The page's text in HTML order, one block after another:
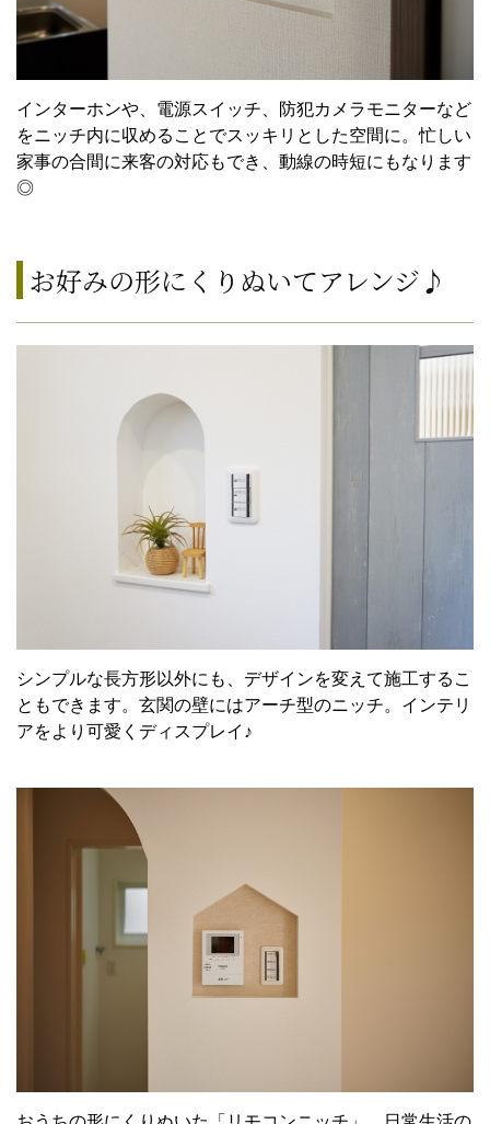
インターホンや、電源スイッチ、防犯カメラモニターなど
をニッチ内に収めることでスッキリとした空間に。忙しい
家事の合間に来客の対応もでき、動線の時短にもなります
◎
お好みの形にくりぬいてアレンジ♪
シンプルな長方形以外にも、デザインを変えて施工するこ
ともできます。玄関の壁にはアーチ型のニッチ。インテリ
アをより可愛くディスプレイ♪